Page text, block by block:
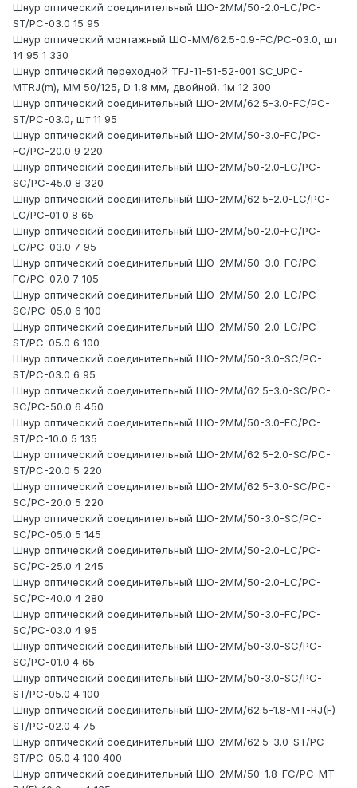
Шнур оптический соединительный ШО-2MM/50-2.0-LC/PC-
ST/PC-03.0 15 95
Шнур оптический монтажный ШО-MM/62.5-0.9-FC/PC-03.0, шт
14 95 1 330
Шнур оптический переходной TFJ-11-51-52-001 SC_UPC-
MTRJ(m), ММ 50/125, D 1,8 мм, двойной, 1м 12 300
Шнур оптический соединительный ШО-2MM/62.5-3.0-FC/PC-
ST/PC-03.0, шт 11 95
Шнур оптический соединительный ШО-2MM/50-3.0-FC/PC-
FC/PC-20.0 9 220
Шнур оптический соединительный ШО-2MM/50-2.0-LC/PC-
SC/PC-45.0 8 320
Шнур оптический соединительный ШО-2MM/62.5-2.0-LC/PC-
LC/PC-01.0 8 65
Шнур оптический соединительный ШО-2MM/50-2.0-FC/PC-
LC/PC-03.0 7 95
Шнур оптический соединительный ШО-2MM/50-3.0-FC/PC-
FC/PC-07.0 7 105
Шнур оптический соединительный ШО-2MM/50-2.0-LC/PC-
SC/PC-05.0 6 100
Шнур оптический соединительный ШО-2MM/50-2.0-LC/PC-
ST/PC-05.0 6 100
Шнур оптический соединительный ШО-2MM/50-3.0-SC/PC-
ST/PC-03.0 6 95
Шнур оптический соединительный ШО-2MM/62.5-3.0-SC/PC-
SC/PC-50.0 6 450
Шнур оптический соединительный ШО-2MM/50-3.0-FC/PC-
ST/PC-10.0 5 135
Шнур оптический соединительный ШО-2MM/62.5-2.0-SC/PC-
ST/PC-20.0 5 220
Шнур оптический соединительный ШО-2MM/62.5-3.0-SC/PC-
SC/PC-20.0 5 220
Шнур оптический соединительный ШО-2MM/50-3.0-SC/PC-
SC/PC-05.0 5 145
Шнур оптический соединительный ШО-2MM/50-2.0-LC/PC-
SC/PC-25.0 4 245
Шнур оптический соединительный ШО-2MM/50-2.0-LC/PC-
SC/PC-40.0 4 280
Шнур оптический соединительный ШО-2MM/50-3.0-FC/PC-
SC/PC-03.0 4 95
Шнур оптический соединительный ШО-2MM/50-3.0-SC/PC-
SC/PC-01.0 4 65
Шнур оптический соединительный ШО-2MM/50-3.0-SC/PC-
ST/PC-05.0 4 100
Шнур оптический соединительный ШО-2MM/62.5-1.8-MT-RJ(F)-
ST/PC-02.0 4 75
Шнур оптический соединительный ШО-2MM/62.5-3.0-ST/PC-
ST/PC-05.0 4 100 400
Шнур оптический соединительный ШО-2MM/50-1.8-FC/PC-MT-